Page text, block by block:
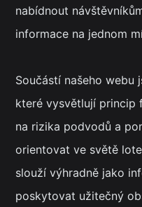
nabídnout
informace na jednom
Součástí našeho webu
které vysvětlují princip
na rizika podvodů a
orientovat ve světě
slouží výhradně jako
poskytovat užitečný